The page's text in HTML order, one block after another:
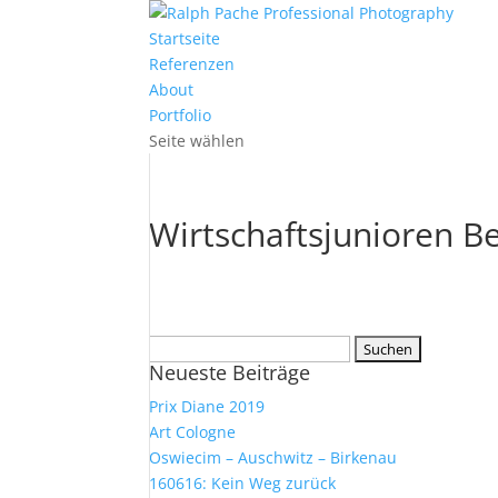
Startseite
Referenzen
About
Portfolio
Seite wählen
Wirtschaftsjunioren
nach:
Neueste Beiträge
Prix Diane 2019
Art Cologne
Oswiecim – Auschwitz – Birkenau
160616: Kein Weg zurück